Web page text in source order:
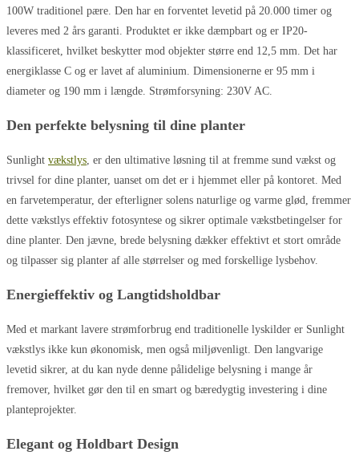
100W traditionel pære. Den har en forventet levetid på 20.000 timer og
leveres med 2 års garanti. Produktet er ikke dæmpbart og er IP20-
klassificeret, hvilket beskytter mod objekter større end 12,5 mm. Det har
energiklasse C og er lavet af aluminium. Dimensionerne er 95 mm i
diameter og 190 mm i længde. Strømforsyning: 230V AC.
Den perfekte belysning til dine planter
Sunlight vækstlys, er den ultimative løsning til at fremme sund vækst og
trivsel for dine planter, uanset om det er i hjemmet eller på kontoret. Med
en farvetemperatur, der efterligner solens naturlige og varme glød, fremmer
dette vækstlys effektiv fotosyntese og sikrer optimale vækstbetingelser for
dine planter. Den jævne, brede belysning dækker effektivt et stort område
og tilpasser sig planter af alle størrelser og med forskellige lysbehov.
Energieffektiv og Langtidsholdbar
Med et markant lavere strømforbrug end traditionelle lyskilder er Sunlight
vækstlys ikke kun økonomisk, men også miljøvenligt. Den langvarige
levetid sikrer, at du kan nyde denne pålidelige belysning i mange år
fremover, hvilket gør den til en smart og bæredygtig investering i dine
planteprojekter.
Elegant og Holdbart Design